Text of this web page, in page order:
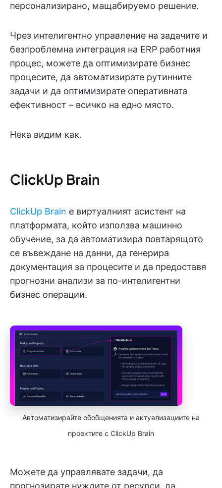
персонализирано, мащабируемо решение.
Чрез интелигентно управление на задачите и
безпроблемна интеграция на ERP работния
процес, можете да оптимизирате бизнес
процесите, да автоматизирате рутинните
задачи и да оптимизирате оперативната
ефективност – всичко на едно място.
Нека видим как.
ClickUp Brain
ClickUp Brain е виртуалният асистент на
платформата, който използва машинно
обучение, за да автоматизира повтарящото
се въвеждане на данни, да генерира
документация за процесите и да предоставя
прогнозни анализи за по-интелигентни
бизнес операции.
Автоматизирайте обобщенията и актуализациите на
проектите с ClickUp Brain
Можете да управлявате задачи, да